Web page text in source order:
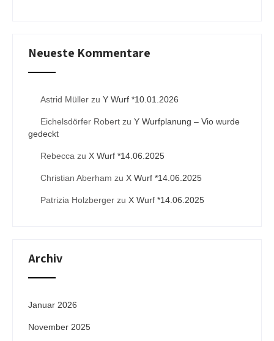
Neueste Kommentare
Astrid Müller zu Y Wurf *10.01.2026
Eichelsdörfer Robert zu Y Wurfplanung – Vio wurde
gedeckt
Rebecca zu X Wurf *14.06.2025
Christian Aberham zu X Wurf *14.06.2025
Patrizia Holzberger zu X Wurf *14.06.2025
Archiv
Januar 2026
November 2025